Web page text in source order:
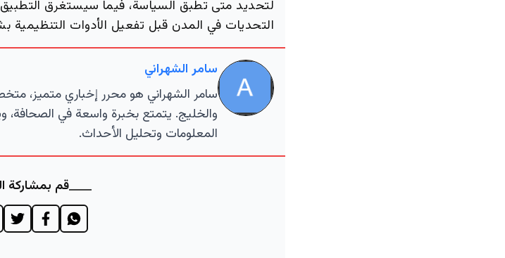
لتحديد متى تطبق السياسة، فيما سيستغرق
التحديات في المدن قبل تفعيل الأدوات التنظيمية
سامر الشهراني
سامر الشهراني هو محرر إخباري متميز،
والخليج. يتمتع بخبرة واسعة في الصحافة،
المعلومات وتحليل الأحداث.
قم بمشاركة